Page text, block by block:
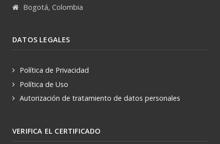
Bogotá, Colombia
DATOS LEGALES
Política de Privacidad
Política de Uso
Autorización de tratamiento de datos personales
VERIFICA EL CERTIFICADO